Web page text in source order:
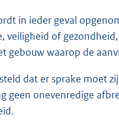
in ieder geval
veiligheid of
gebouw waarop de
dat er sprake moet
geen onevenredige